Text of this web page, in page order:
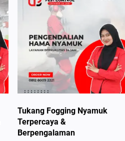
Tukang Fogging Nyamuk
Terpercaya &
Berpengalaman